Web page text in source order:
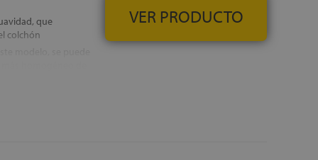
que
colchón
VER PRODUCTO